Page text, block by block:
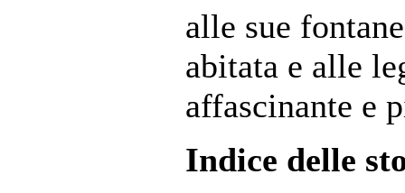
alle sue
abitata e alle
affascinante e
Indice delle